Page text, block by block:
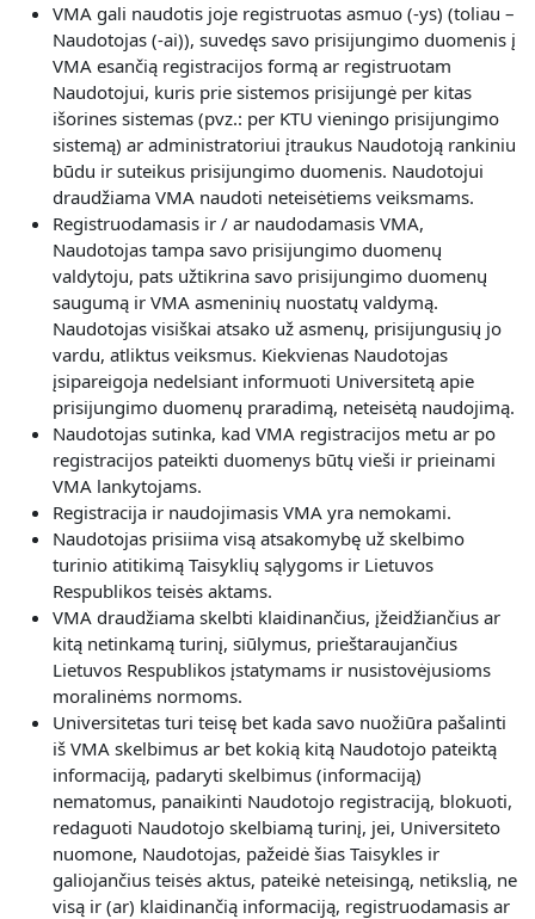
VMA gali naudotis joje registruotas asmuo (-ys) (toliau –
Naudotojas (-ai)), suvedęs savo prisijungimo duomenis į
VMA esančią registracijos formą ar registruotam
Naudotojui, kuris prie sistemos prisijungė per kitas
išorines sistemas (pvz.: per KTU vieningo prisijungimo
sistemą) ar administratoriui įtraukus Naudotoją rankiniu
būdu ir suteikus prisijungimo duomenis. Naudotojui
draudžiama VMA naudoti neteisėtiems veiksmams.
Registruodamasis ir / ar naudodamasis VMA,
Naudotojas tampa savo prisijungimo duomenų
valdytoju, pats užtikrina savo prisijungimo duomenų
saugumą ir VMA asmeninių nuostatų valdymą.
Naudotojas visiškai atsako už asmenų, prisijungusių jo
vardu, atliktus veiksmus. Kiekvienas Naudotojas
įsipareigoja nedelsiant informuoti Universitetą apie
prisijungimo duomenų praradimą, neteisėtą naudojimą.
Naudotojas sutinka, kad VMA registracijos metu ar po
registracijos pateikti duomenys būtų vieši ir prieinami
VMA lankytojams.
Registracija ir naudojimasis VMA yra nemokami.
Naudotojas prisiima visą atsakomybę už skelbimo
turinio atitikimą Taisyklių sąlygoms ir Lietuvos
Respublikos teisės aktams.
VMA draudžiama skelbti klaidinančius, įžeidžiančius ar
kitą netinkamą turinį, siūlymus, prieštaraujančius
Lietuvos Respublikos įstatymams ir nusistovėjusioms
moralinėms normoms.
Universitetas turi teisę bet kada savo nuožiūra pašalinti
iš VMA skelbimus ar bet kokią kitą Naudotojo pateiktą
informaciją, padaryti skelbimus (informaciją)
nematomus, panaikinti Naudotojo registraciją, blokuoti,
redaguoti Naudotojo skelbiamą turinį, jei, Universiteto
nuomone, Naudotojas, pažeidė šias Taisykles ir
galiojančius teisės aktus, pateikė neteisingą, netikslią, ne
visą ir (ar) klaidinančią informaciją, registruodamasis ar